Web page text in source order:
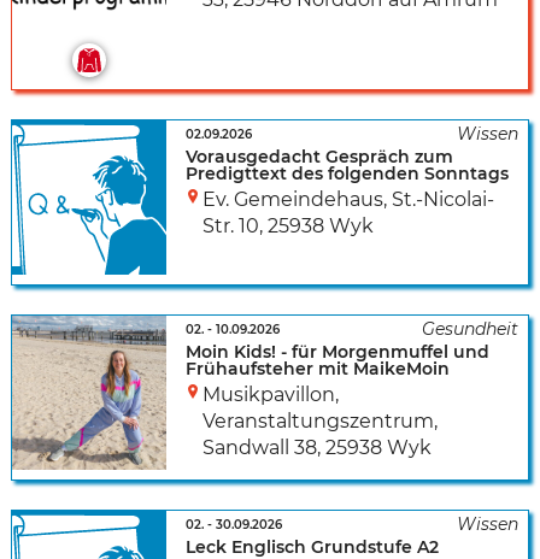
02.09.2026
Vorausgedacht Gespräch zum
Predigttext des folgenden Sonntags
Ev. Gemeindehaus, St.-Nicolai-
Str. 10, 25938 Wyk
02. - 10.09.2026
Moin Kids! - für Morgenmuffel und
Frühaufsteher mit MaikeMoin
Musikpavillon,
Veranstaltungszentrum,
Sandwall 38, 25938 Wyk
02. - 30.09.2026
Leck Englisch Grundstufe A2